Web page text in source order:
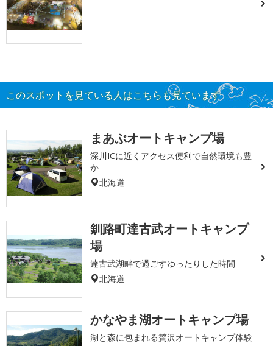
このスポットを見ている人はこちらも見ています
まあぶオートキャンプ場
深川ICに近くアクセス便利で自然環境も豊
か
北海道
釧路町達古武オートキャンプ
場
達古武湖畔で過ごすゆったりした時間
北海道
かなやま湖オートキャンプ場
湖と森に包まれる贅沢オートキャンプ体験